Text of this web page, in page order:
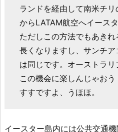
ランドを経由して南米チ
からLATAM航空へイース
ただしこの方法でもあき
長くなりますし、サンチ
は同じです。オーストラ
この機会に楽しんじゃお
すすですよ、うほほ。
イースター島内には公共交通